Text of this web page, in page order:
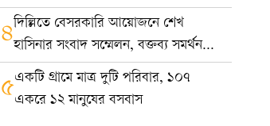
৪দিল্লিতে বেসরকারি আয়োজনে শেখ
হাসিনার সংবাদ সম্মেলন, বক্তব্য সমর্থন
করে না সরকার: ভারত
৫একটি গ্রামে মাত্র দুটি পরিবার, ১০৭
একরে ১২ মানুষের বসবাস